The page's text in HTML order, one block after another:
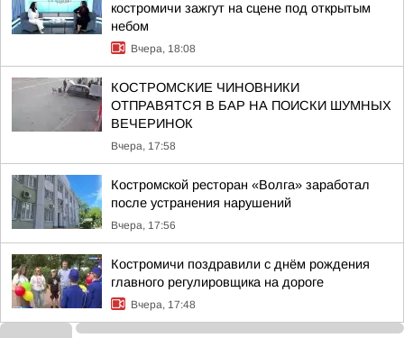
костромичи зажгут на сцене под открытым
небом
Вчера, 18:08
КОСТРОМСКИЕ ЧИНОВНИКИ
ОТПРАВЯТСЯ В БАР НА ПОИСКИ ШУМНЫХ
ВЕЧЕРИНОК
Вчера, 17:58
Костромской ресторан «Волга» заработал
после устранения нарушений
Вчера, 17:56
Костромичи поздравили с днём рождения
главного регулировщика на дороге
Вчера, 17:48